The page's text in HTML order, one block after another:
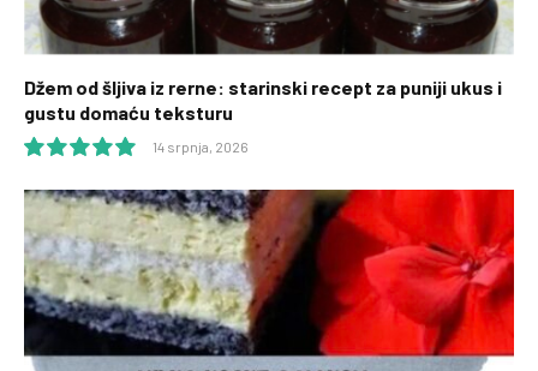
Džem od šljiva iz rerne: starinski recept za puniji ukus i
gustu domaću teksturu
10.0
14 srpnja, 2026